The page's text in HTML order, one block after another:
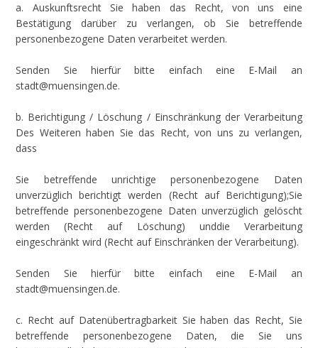
a. Auskunftsrecht Sie haben das Recht, von uns eine
Bestätigung darüber zu verlangen, ob Sie betreffende
personenbezogene Daten verarbeitet werden.
Senden Sie hierfür bitte einfach eine E-Mail an
stadt@muensingen.de.
b. Berichtigung / Löschung / Einschränkung der Verarbeitung
Des Weiteren haben Sie das Recht, von uns zu verlangen,
dass
Sie betreffende unrichtige personenbezogene Daten
unverzüglich berichtigt werden (Recht auf Berichtigung);Sie
betreffende personenbezogene Daten unverzüglich gelöscht
werden (Recht auf Löschung) unddie Verarbeitung
eingeschränkt wird (Recht auf Einschränken der Verarbeitung).
Senden Sie hierfür bitte einfach eine E-Mail an
stadt@muensingen.de.
c. Recht auf Datenübertragbarkeit Sie haben das Recht, Sie
betreffende personenbezogene Daten, die Sie uns